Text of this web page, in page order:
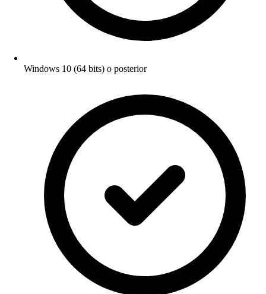
Windows 10 (64 bits) o posterior